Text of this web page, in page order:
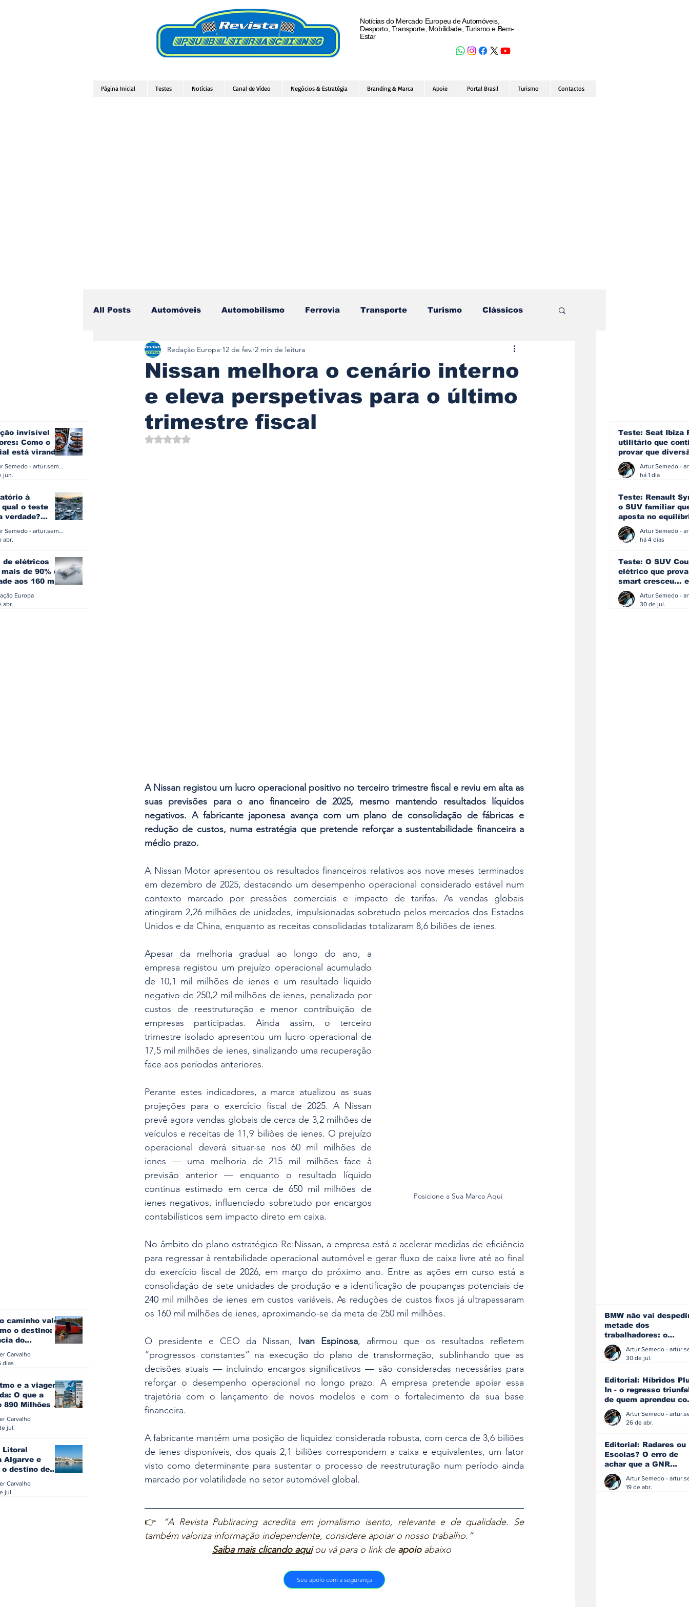
Notícias do Mercado Europeu de Automóveis,
Desporto, Transporte, Mobilidade, Turismo e Bem-
Estar
Página Inicial Testes Notícias Canal de Vídeo Negócios & Estratégia Branding & Marca Apoie Portal Brasil Turismo Contactos
invisível
Como o
está virando
Artur Semedo - artur.semedo@publiracing.pt
jun.
à
qual o teste
verdade?
Artur Semedo - artur.semedo@publiracing.pt
abr.
de elétricos
de 90% da
aos 160 mil
Europa
abr.
All Posts Automóveis Automobilismo Ferrovia Transporte Turismo Clássicos
Camiões Lazer Aviação Motos Testes e Comparativos
Branding & Estratégia Componentes Gastronomia Videojogos/Tecnologia
Nissan melhora o cenário interno
e eleva perspetivas para o último
trimestre fiscal
Redação Europa 12 de fev. 2 min de leitura
Avaliado com NaN de 5 estrelas.
A Nissan registou um lucro operacional positivo no terceiro trimestre fiscal e reviu em alta as
suas previsões para o ano financeiro de 2025, mesmo mantendo resultados líquidos
negativos. A fabricante japonesa avança com um plano de consolidação de fábricas e
redução de custos, numa estratégia que pretende reforçar a sustentabilidade financeira a
médio prazo.
A Nissan Motor apresentou os resultados financeiros relativos aos nove meses terminados
em dezembro de 2025, destacando um desempenho operacional considerado estável num
contexto marcado por pressões comerciais e impacto de tarifas. As vendas globais
atingiram 2,26 milhões de unidades, impulsionadas sobretudo pelos mercados dos Estados
Unidos e da China, enquanto as receitas consolidadas totalizaram 8,6 biliões de ienes.
Posicione a Sua Marca Aqui
Apesar da melhoria gradual ao longo do ano, a
empresa registou um prejuízo operacional acumulado
de 10,1 mil milhões de ienes e um resultado líquido
negativo de 250,2 mil milhões de ienes, penalizado por
custos de reestruturação e menor contribuição de
empresas participadas. Ainda assim, o terceiro
trimestre isolado apresentou um lucro operacional de
17,5 mil milhões de ienes, sinalizando uma recuperação
face aos períodos anteriores.
Perante estes indicadores, a marca atualizou as suas
projeções para o exercício fiscal de 2025. A Nissan
prevê agora vendas globais de cerca de 3,2 milhões de
veículos e receitas de 11,9 biliões de ienes. O prejuízo
operacional deverá situar-se nos 60 mil milhões de
ienes — uma melhoria de 215 mil milhões face à
previsão anterior — enquanto o resultado líquido
continua estimado em cerca de 650 mil milhões de
ienes negativos, influenciado sobretudo por encargos
contabilísticos sem impacto direto em caixa.
No âmbito do plano estratégico Re:Nissan, a empresa está a acelerar medidas de eficiência
para regressar à rentabilidade operacional automóvel e gerar fluxo de caixa livre até ao final
do exercício fiscal de 2026, em março do próximo ano. Entre as ações em curso está a
consolidação de sete unidades de produção e a identificação de poupanças potenciais de
240 mil milhões de ienes em custos variáveis. As reduções de custos fixos já ultrapassaram
os 160 mil milhões de ienes, aproximando-se da meta de 250 mil milhões.
O presidente e CEO da Nissan, Ivan Espinosa, afirmou que os resultados refletem
“progressos constantes” na execução do plano de transformação, sublinhando que as
decisões atuais — incluindo encargos significativos — são consideradas necessárias para
reforçar o desempenho operacional no longo prazo. A empresa pretende apoiar essa
trajetória com o lançamento de novos modelos e com o fortalecimento da sua base
financeira.
A fabricante mantém uma posição de liquidez considerada robusta, com cerca de 3,6 biliões
de ienes disponíveis, dos quais 2,1 biliões correspondem a caixa e equivalentes, um fator
visto como determinante para sustentar o processo de reestruturação num período ainda
marcado por volatilidade no setor automóvel global.
👉
“A Revista Publiracing acredita em jornalismo isento, relevante e de qualidade. Se
também valoriza informação independente, considere apoiar o nosso trabalho.”
Saiba mais clicando aqui ou vá para o link de apoio abaixo
Seu apoio com a segurança
caminho vale
o destino: a
do
europeu
Carvalho
dias
e a viagem
O que a
890 Milhões à
do turista na
Carvalho
jul.
Litoral
Algarve e
o destino de
Carvalho
jul.
Teste: Seat Ibiza
utilitário que
provar que
eficiência e
simplicidade
há 1 dia
Teste: Renault
o SUV familiar
aposta no
ainda acredita na
manualhá 4 dias
Teste: O SUV
elétrico que
smart cresceu... e
amadureceu
30 de jul.
BMW não vai
metade dos
trabalhadores: o
problema é o
que muitos decidiram
30 de jul.
Editorial: Híbridos
In - o regresso
de quem aprendeu
os erros do passado
26 de abr.
Editorial: Radares ou
Escolas? O erro de
achar que a GNR
resolve o que a
educação falhou
19 de abr.